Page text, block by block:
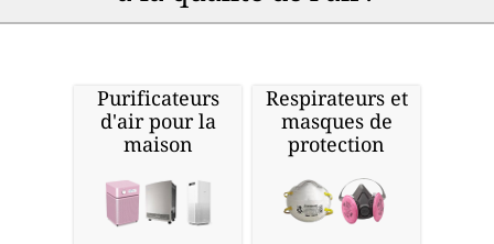
Purificateurs
d'air pour la
maison
Respirateurs et
masques de
protection